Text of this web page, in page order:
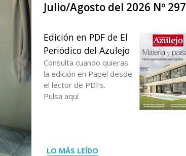
Julio/Agosto del 2026 Nº 297
Edición en PDF de El
Periódico del Azulejo
Consulta cuando quieras
la edición en Papel desde
el lector de PDFs.
Pulsa aquí
LO MÁS LEÍDO